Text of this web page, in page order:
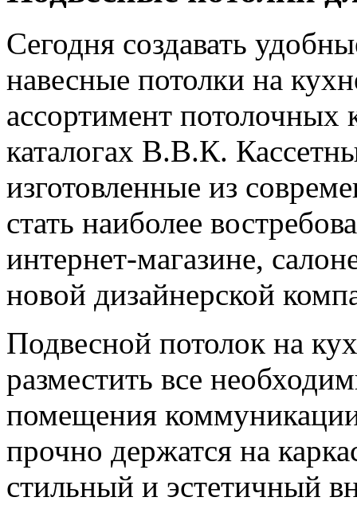
Сегодня создавать
навесные потолки на
ассортимент потолочных
каталогах В.В.К.
изготовленные из
стать наиболее
интернет-магазине,
новой дизайнерской
Подвесной потолок на
разместить все
помещения
прочно держатся на
стильный и эстетичный